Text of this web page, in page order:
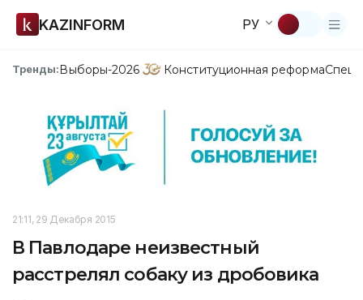
KAZINFORM РУ
Тренды:Выборы-2026 Конституционная реформа
21:11, 29 Декабря 2015
В Павлодаре неизвестный
расстрелял собаку из дробовика